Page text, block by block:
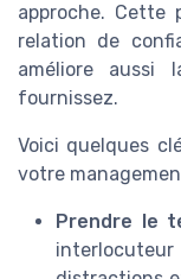
approche. Cette
relation de
améliore aussi
fournissez.
Voici quelques
votre
Prendre le